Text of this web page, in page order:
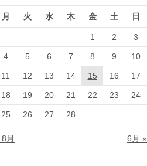
月 火 水 木 金 土 日
月 6月 »
1 2 3
4 5 6 7 8 9 10
11 12 13 14 15 16 17
18 19 20 21 22 23 24
25 26 27 28